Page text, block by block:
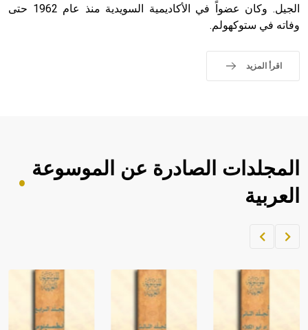
الجيل. وكان عضواً في الأكاديمية السويدية منذ عام 1962 حتى
وفاته في ستوكهولم.
اقرأ المزيد
المجلدات الصادرة عن الموسوعة
العربية